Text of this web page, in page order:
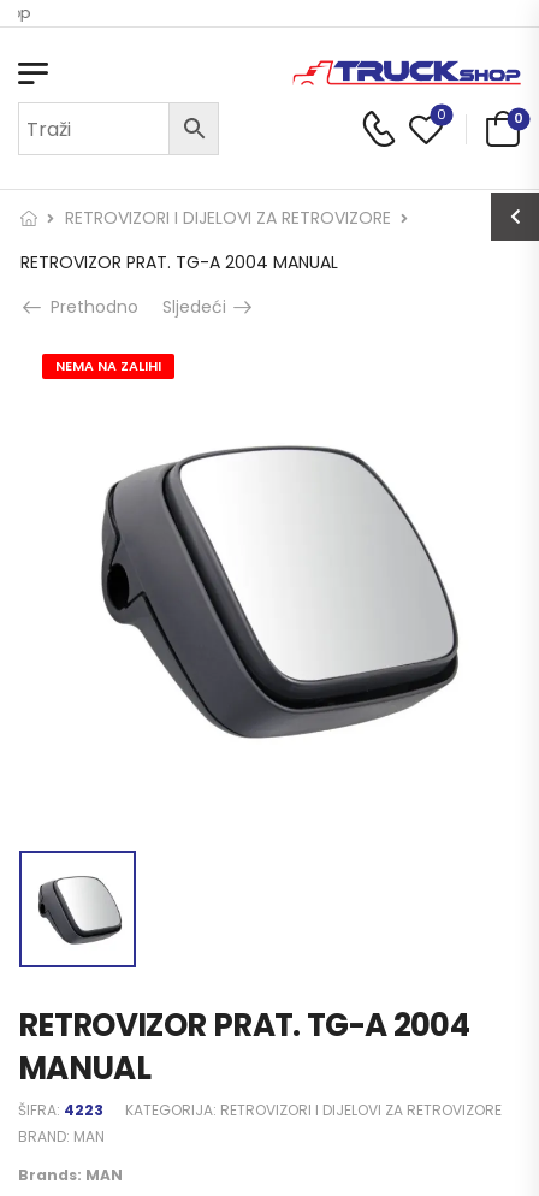
0 0
RETROVIZORI I DIJELOVI ZA RETROVIZORE
RETROVIZOR PRAT. TG-A 2004 MANUAL
Prethodno
Sljedeći
NEMA NA ZALIHI
RETROVIZOR PRAT. TG-A 2004
MANUAL
ŠIFRA: 4223 KATEGORIJA: RETROVIZORI I DIJELOVI ZA RETROVIZORE
BRAND: MAN
Brands: MAN